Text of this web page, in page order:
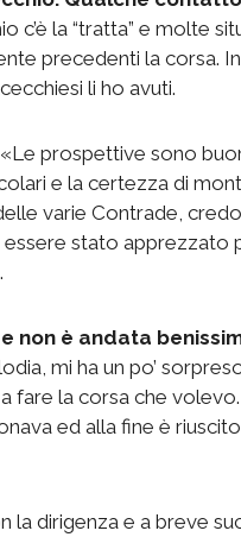
c’è la “tratta” e molte
precedenti la corsa.
li ho avuti.
«Le prospettive sono
e la certezza di
varie Contrade,
stato apprezzato
non è andata
mi ha un po’
fare la corsa che
ed alla fine è
la dirigenza e a breve